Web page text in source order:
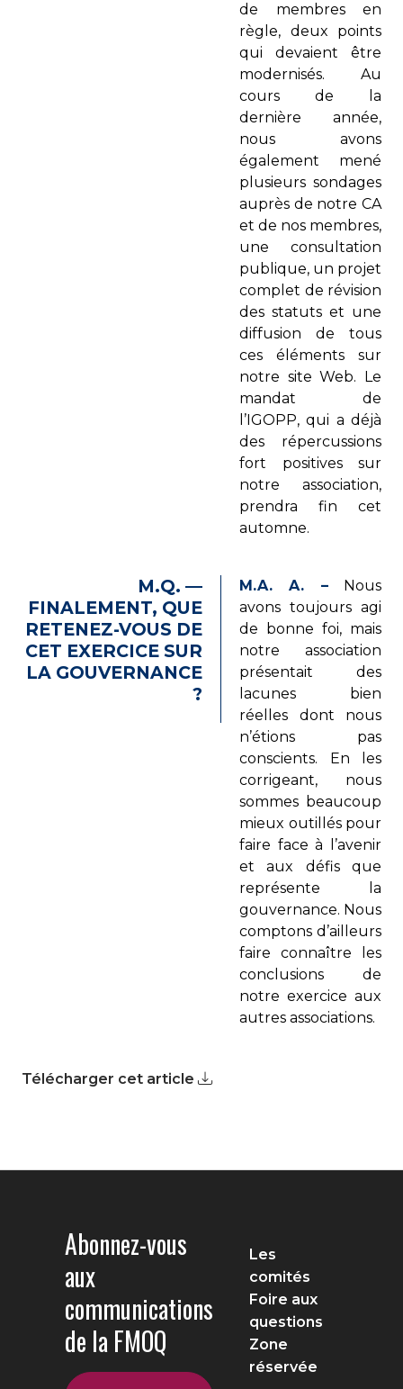
de membres en
règle, deux points
qui devaient être
modernisés. Au
cours de la
dernière année,
nous avons
également mené
plusieurs sondages
auprès de notre CA
et de nos membres,
une consultation
publique, un projet
complet de révision
des statuts et une
diffusion de tous
ces éléments sur
notre site Web. Le
mandat de
l’IGOPP, qui a déjà
des répercussions
fort positives sur
notre association,
prendra fin cet
automne.
M.Q. —
FINALEMENT, QUE
RETENEZ-VOUS DE
CET EXERCICE SUR
LA GOUVERNANCE
?
M.A. A. –Nous
avons toujours agi
de bonne foi, mais
notre association
présentait des
lacunes bien
réelles dont nous
n’étions pas
conscients. En les
corrigeant, nous
sommes beaucoup
mieux outillés pour
faire face à l’avenir
et aux défis que
représente la
gouvernance. Nous
comptons d’ailleurs
faire connaître les
conclusions de
notre exercice aux
autres associations.
Télécharger cet article
Abonnez-vous
aux
communications
de la FMOQ
Les
comités
Foire aux
questions
Zone
réservée